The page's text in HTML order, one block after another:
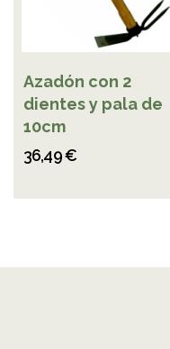
Azadón con 2
dientes y pala de
10cm
36,49 €